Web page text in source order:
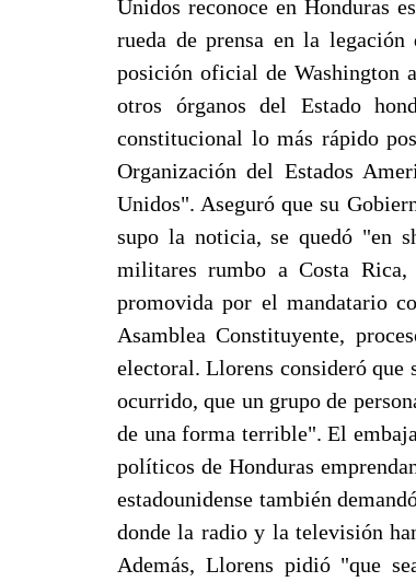
Unidos reconoce en Honduras
rueda de prensa en la
posición oficial de Washington
otros órganos del Estado
constitucional lo más rápido
Organización del Estados
Unidos". Aseguró que su
supo la noticia, se quedó "en
militares rumbo a Costa
promovida por el mandatario
Asamblea Constituyente,
electoral. Llorens consideró que
ocurrido, que un grupo de
de una forma terrible". El
políticos de Honduras
estadounidense también
donde la radio y la televisión
Además, Llorens pidió "que